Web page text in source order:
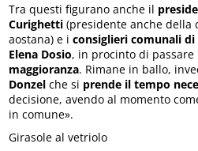
Tra questi figurano anche il
Curighetti (presidente anche della
aostana) e iconsiglieri comunali di
Elena Dosio, in procinto di
maggioranza. Rimane in ballo,
Donzel che si prende il tempo
decisione, avendo al momento
in comune».
Girasole al vetriolo